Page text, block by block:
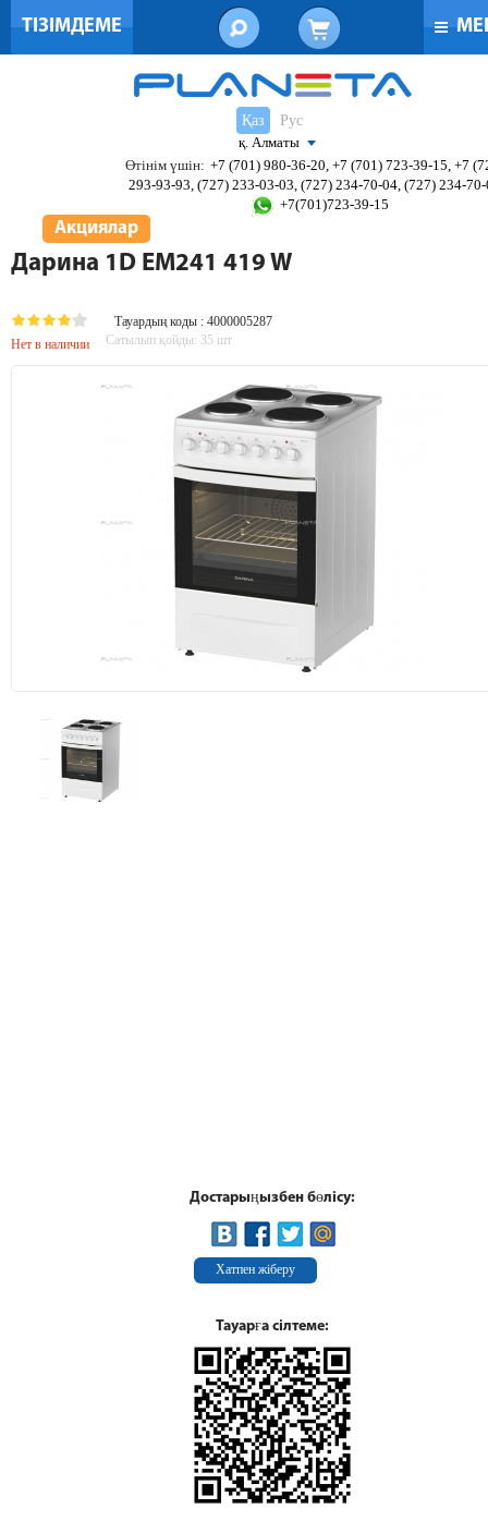
ТІЗІМДЕМЕ
Қаз
Рус
қ. Алматы
Өтінім үшін: +7 (701) 980-36-20, +7 (701) 723-39-15, +7
293-93-93, (727) 233-03-03, (727) 234-70-04, (727) 234-
+7(701)723-39-15
Акциялар
Дарина 1D EM241 419 W
Тауардың коды : 4000005287
Нет в наличии
Сатылып қойды: 35 шт
Достарыңызбен бөлісу:
Хатпен жіберу
Тауарға сілтеме: